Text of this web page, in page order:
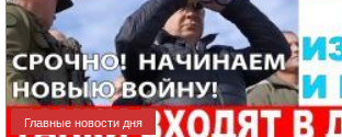
Главные новости дня